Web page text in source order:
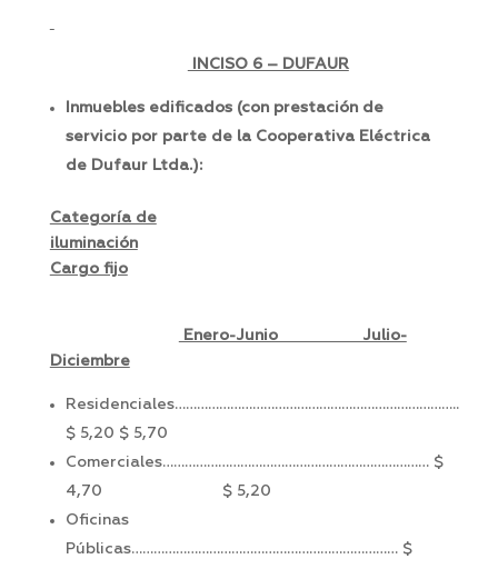
INCISO 6 – DUFAUR
Inmuebles edificados (con prestación de
servicio por parte de la Cooperativa Eléctrica
de Dufaur Ltda.):
Categoría de
iluminación
Cargo fijo
Enero-Junio Julio-
Diciembre
Residenciales…………………………………………………………………..
$ 5,20 $ 5,70
Comerciales……………………………………………………………… $
4,70 $ 5,20
Oficinas
Públicas……………………………………………………………… $